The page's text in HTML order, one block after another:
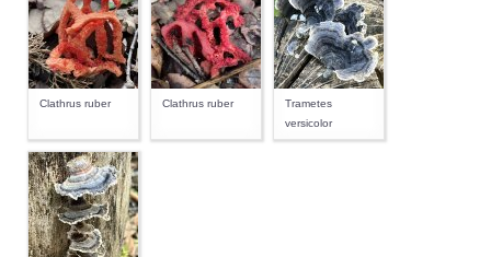
Clathrus ruber Clathrus ruber
Trametes
versicolor